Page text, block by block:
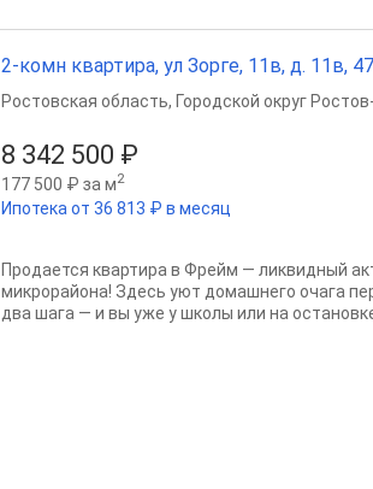
2-комн квартира, ул Зорге, 11в, д. 11в,
8 342 500 ₽
177 500 ₽ за м2
Ипотека от 36 813 ₽ в месяц
Ростовская область, Городской округ
Продается квартира в Фрейм — ликвидный
микрорайона! Здесь уют домашнего очага
два шага — и вы уже у школы или на